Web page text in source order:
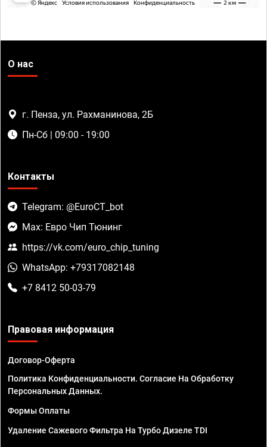
О нас
г. Пенза, ул. Рахманинова, 2Б
Пн-Сб | 09:00 - 19:00
Контакты
Telegram: @EuroCT_bot
Max: Евро Чип Тюнинг
https://vk.com/euro_chip_tuning
WhatsApp: +79317082148
+7 8412 50-03-79
Правовая информация
Договор-Оферта
Политика Конфиденциальности. Согласие На Обработку
Персональных Данных.
Формы Оплаты
Удаление Сажевого Фильтра На Турбо Дизеле TDI